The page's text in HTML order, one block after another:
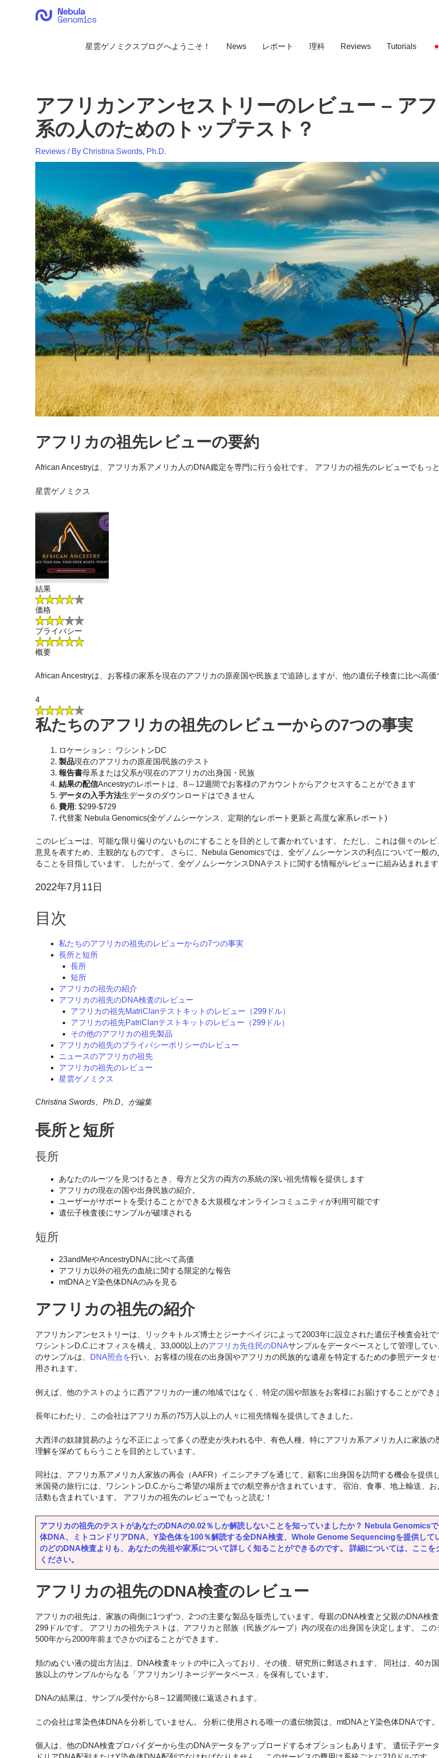
星雲ゲノミクスブログへようこそ！ News レポート 理科 Reviews Tutorials
アフリカンアンセストリーのレビュー – ア
系の人のためのトップテスト？
Reviews / By Christina Swords, Ph.D.
アフリカの祖先レビューの要約
African Ancestryは、アフリカ系アメリカ人のDNA鑑定を専門に行う会社です。 アフリカの祖先のレビューでもっ
星雲ゲノミクス
結果
価格
プライバシー
概要
African Ancestryは、お客様の家系を現在のアフリカの原産国や民族まで追跡しますが、他の遺伝子検査に比べ高価
4
私たちのアフリカの祖先のレビューからの7つの事実
ロケーション： ワシントンDC
製品現在のアフリカの原産国/民族のテスト
報告書母系または父系が現在のアフリカの出身国・民族
結果の配信Ancestryのレポートは、8～12週間でお客様のアカウントからアクセスすることができます
データの入手方法生データのダウンロードはできません
費用 : $299-$729
代替案 Nebula Genomics(全ゲノムシーケンス、定期的なレポート更新と高度な家系レポート)
このレビューは、可能な限り偏りのないものにすることを目的として書かれています。 ただし、これは個々のレ
意見を表すため、主観的なものです。 さらに、Nebula Genomicsでは、全ゲノムシーケンスの利点について一般
ることを目指しています。 したがって、全ゲノムシーケンスDNAテストに関する情報がレビューに組み込まれま
2022年7月11日
目次
私たちのアフリカの祖先のレビューからの7つの事実
長所と短所
長所
短所
アフリカの祖先の紹介
アフリカの祖先のDNA検査のレビュー
アフリカの祖先MatriClanテストキットのレビュー（299ドル）
アフリカの祖先PatriClanテストキットのレビュー（299ドル）
その他のアフリカの祖先製品
アフリカの祖先のプライバシーポリシーのレビュー
ニュースのアフリカの祖先
アフリカの祖先のレビュー
星雲ゲノミクス
Christina Swords、Ph.D。が編集
長所と短所
長所
あなたのルーツを見つけるとき、母方と父方の両方の系統の深い祖先情報を提供します
アフリカの現在の国や出身民族の紹介。
ユーザーがサポートを受けることができる大規模なオンラインコミュニティが利用可能です
遺伝子検査後にサンプルが破壊される
短所
23andMeやAncestryDNAに比べて高価
アフリカ以外の祖先の血統に関する限定的な報告
mtDNAとY染色体DNAのみを見る
アフリカの祖先の紹介
アフリカンアンセストリーは、リックキトルズ博士とジーナペイジによって2003年に設立された遺伝子検査会社
ワシントンD.C.にオフィスを構え、33,000以上のアフリカ先住民のDNAサンプルをデータベースとして管理して
のサンプルは、
DNA照合を行い、お客様の現在の出身国やアフリカの民族的な遺産を特定するための参照データセ
用されます。
例えば、他のテストのように西アフリカの一連の地域ではなく、特定の国や部族をお客様にお届けすることができ
長年にわたり、この会社はアフリカ系の75万人以上の人々に祖先情報を提供してきました。
大西洋の奴隷貿易のような不正によって多くの歴史が失われる中、有色人種、特にアフリカ系アメリカ人に家族の
理解を深めてもらうことを目的としています。
同社は、アフリカ系アメリカ人家族の再会（AAFR）イニシアチブを通じて、顧客に出身国を訪問する機会を提供
米国発の旅行には、ワシントンD.C.からご希望の場所までの航空券が含まれています。 宿泊、食事、地上輸送、
活動も含まれています。 アフリカの祖先のレビューでもっと読む！
アフリカの祖先のテストがあなたのDNAの0.02％しか解読しないことを知っていましたか？ Nebula Genomics
体DNA、ミトコンドリアDNA、Y染色体を100％解読する全DNA検査、Whole Genome Sequencingを提供して
のどのDNA検査よりも、あなたの先祖や家系について詳しく知ることができるのです。 詳細については、ここを
ください。
アフリカの祖先のDNA検査のレビュー
アフリカの祖先は、家族の両側に1つずつ、2つの主要な製品を販売しています。母親のDNA検査と父親のDNA検
299ドルです。 アフリカの祖先テストは、アフリカと部族（民族グループ）内の現在の出身国を決定します。 この
500年から2000年前までさかのぼることができます。
頬のぬぐい液の提出方法は、DNA検査キットの中に入っており、その後、研究所に郵送されます。 同社は、40カ
族以上のサンプルからなる「アフリカンリネージデータベース」を保有しています。
DNAの結果は、サンプル受付から8～12週間後に返送されます。
この会社は常染色体DNAを分析していません。 分析に使用される唯一の遺伝物質は、mtDNAとY染色体DNAです。
個人は、他のDNA検査プロバイダーから生のDNAデータをアップロードするオプションもあります。 遺伝子デー